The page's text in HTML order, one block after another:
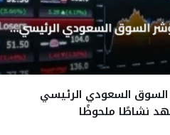
السعودي الرئيسي
نشاطًا ملحوظًا